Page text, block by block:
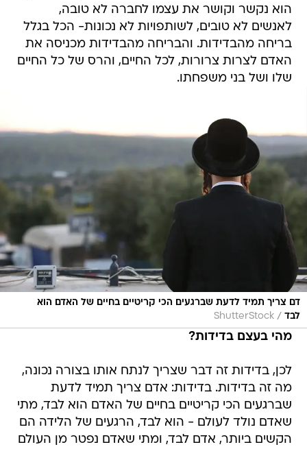
הוא נקשר וקושר את עצמו לחברה לא טובה,
לאנשים לא טובים, לשותפויות לא נכונות- הכל בגלל
בריחה מהבדידות. והבריחה מהבדידות מכניסה את
האדם לצרות צרורות, לכל החיים, והרס של כל החיים
שלו ושל בני משפחתו.
דם צריך תמיד לדעת שברגעים הכי קריטיים בחיים של האדם הוא
לבד /
ShutterStock
מהי בעצם בדידות?
לכן, בדידות זה דבר שצריך לנתח אותו בצורה נכונה,
מה זה בדידות. בדידות: אדם צריך תמיד לדעת
שברגעים הכי קריטיים בחיים של האדם הוא לבד, מתי
שאדם נולד לעולם - הוא לבד, הרגעים של הלידה הם
הקשים ביותר, אדם לבד, ומתי שאדם נפטר מן העולם